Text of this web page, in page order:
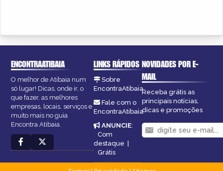
ENCONTRAATIBAIA
O melhor de Atibaia num
só lugar! Dicas, onde ir, o
que fazer, as melhores
empresas, locais, serviços e
muito mais no guia
Encontra Atibaia.
LINKS RÁPIDOS
Sobre
EncontraAtibaia
Fale com o
EncontraAtibaia
ANUNCIE:
Com
destaque |
Grátis
NOVIDADES POR E-
MAIL
Receba grátis as
principais notícias,
dicas e promoções